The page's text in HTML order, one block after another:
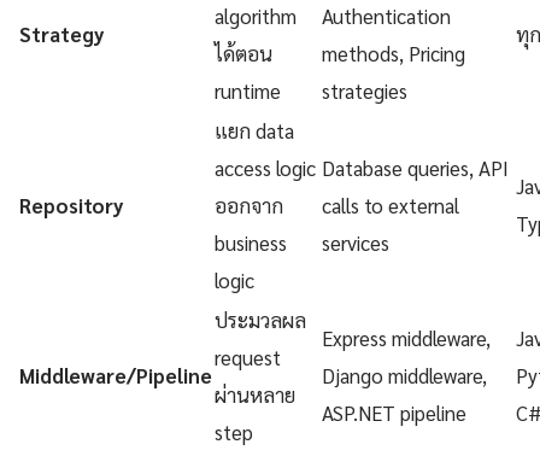
Strategy
algorithm
ได้ตอน
runtime
Authentication
methods, Pricing
strategies
ทุ
Repository
แยก data
access logic
ออกจาก
business
logic
Database queries, API
calls to external
services
Middleware/Pipeline
ประมวลผล
request
ผ่านหลาย
step
Express middleware,
Django middleware,
ASP.NET pipeline